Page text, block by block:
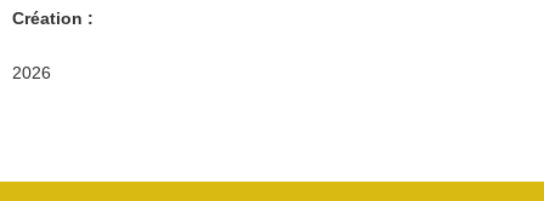
Création :
2026